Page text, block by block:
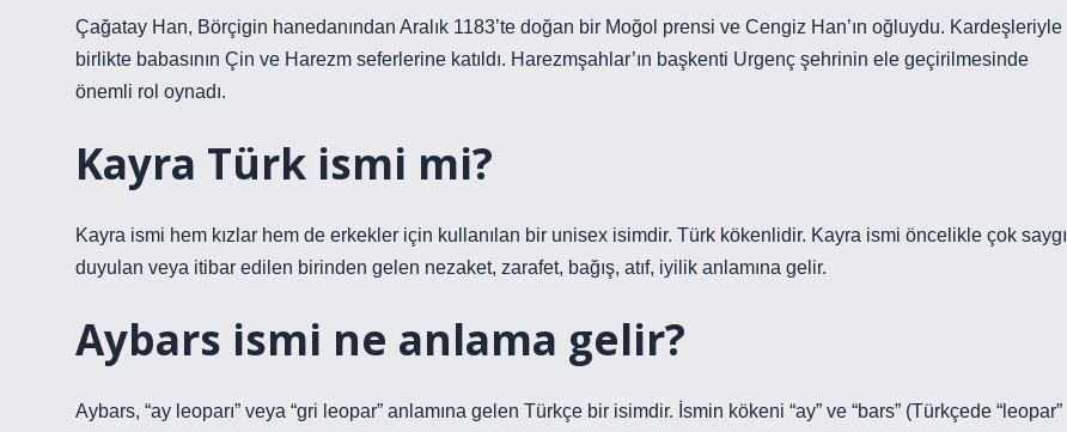
Çağatay Han, Börçigin hanedanından Aralık 1183’te doğan bir Moğol prensi ve Cengiz Han’ın oğluydu. Kardeşleriyle
birlikte babasının Çin ve Harezm seferlerine katıldı. Harezmşahlar’ın başkenti Urgenç şehrinin ele geçirilmesinde
önemli rol oynadı.
Kayra Türk ismi mi?
Kayra ismi hem kızlar hem de erkekler için kullanılan bir unisex isimdir. Türk kökenlidir. Kayra ismi öncelikle çok saygı
duyulan veya itibar edilen birinden gelen nezaket, zarafet, bağış, atıf, iyilik anlamına gelir.
Aybars ismi ne anlama gelir?
Aybars, “ay leoparı” veya “gri leopar” anlamına gelen Türkçe bir isimdir. İsmin kökeni “ay” ve “bars” (Türkçede “leopar”